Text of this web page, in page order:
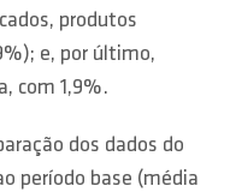
produtos
e, por último,
com 1,9%.
dos dados do
período base (média